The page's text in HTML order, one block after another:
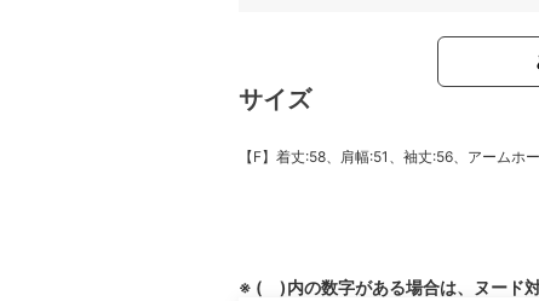
サイズ
【F】着丈:58、肩幅:51、袖丈:56、アームホ
※ ( )内の数字がある場合は、ヌード